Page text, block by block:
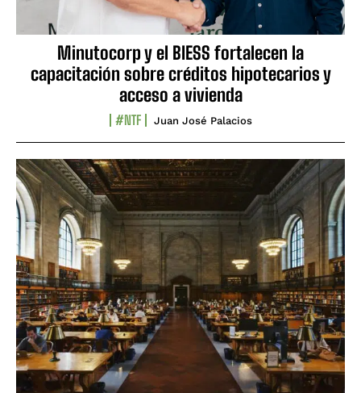
Minutocorp y el BIESS fortalecen la
capacitación sobre créditos hipotecarios y
acceso a vivienda
#NTF Juan José Palacios